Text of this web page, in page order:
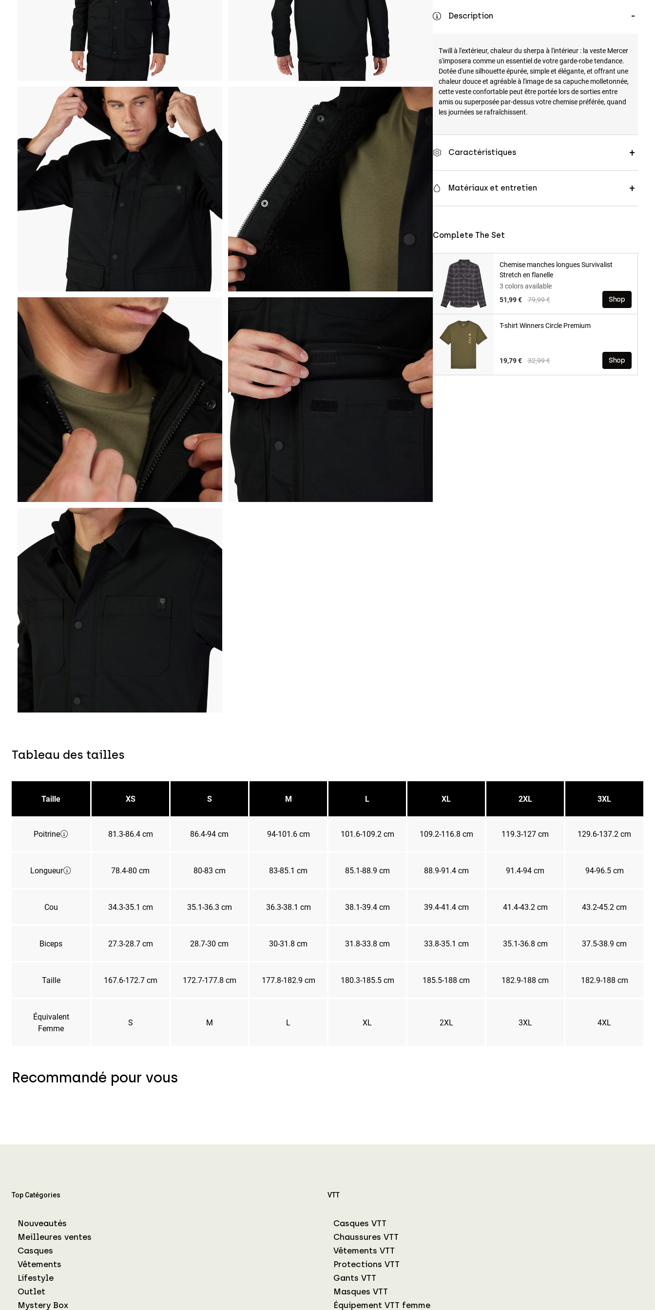
Description
Twill à l'extérieur, chaleur du sherpa à l'intérieur : la veste Mercer
s'imposera comme un essentiel de votre garde-robe tendance.
Dotée d'une silhouette épurée, simple et élégante, et offrant une
chaleur douce et agréable à l'image de sa capuche molletonnée,
cette veste confortable peut être portée lors de sorties entre
amis ou superposée par-dessus votre chemise préférée, quand
les journées se rafraîchissent.
Caractéristiques
Matériaux et entretien
Complete The Set
Chemise manches longues Survivalist
Stretch en flanelle
3 colors available
Price reduced from
79,99 €to
51,99 € Shop
T-shirt Winners Circle Premium
Price reduced from
32,99 €to
19,79 € Shop
Tableau des tailles
Taille XS S M L XL 2XL 3XL
Poitrine 81.3-86.4 cm 86.4-94 cm 94-101.6 cm 101.6-109.2 cm 109.2-116.8 cm 119.3-127 cm 129.6-137.2 cm
Longueur 78.4-80 cm 80-83 cm 83-85.1 cm 85.1-88.9 cm 88.9-91.4 cm 91.4-94 cm 94-96.5 cm
Cou 34.3-35.1 cm 35.1-36.3 cm 36.3-38.1 cm 38.1-39.4 cm 39.4-41.4 cm 41.4-43.2 cm 43.2-45.2 cm
Biceps 27.3-28.7 cm 28.7-30 cm 30-31.8 cm 31.8-33.8 cm 33.8-35.1 cm 35.1-36.8 cm 37.5-38.9 cm
Taille 167.6-172.7 cm 172.7-177.8 cm 177.8-182.9 cm 180.3-185.5 cm 185.5-188 cm 182.9-188 cm 182.9-188 cm
Équivalent
Femme
S M L XL 2XL 3XL 4XL
Recommandé pour vous
Top Catégories
Nouveautés
Meilleures ventes
Casques
Vêtements
Lifestyle
Outlet
Mystery Box
VTT
Casques VTT
Chaussures VTT
Vêtements VTT
Protections VTT
Gants VTT
Masques VTT
Équipement VTT femme